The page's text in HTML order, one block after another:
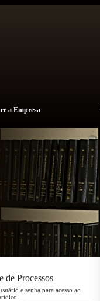
a Empresa
de Processos
e senha para acesso ao